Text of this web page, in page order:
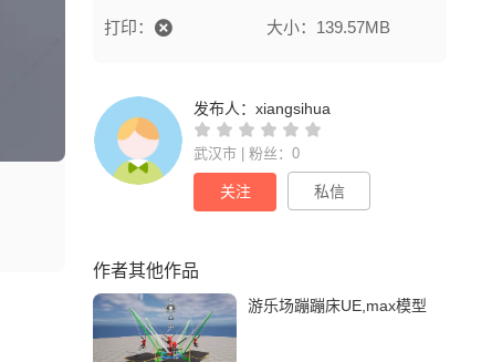
打印： 大小：139.57MB
发布人：xiangsihua
武汉市 | 粉丝：0
关注 私信
作者其他作品
游乐场蹦蹦床UE,max模型